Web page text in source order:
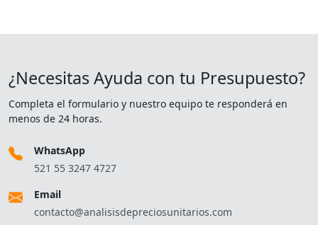
¿Necesitas Ayuda con tu Presupuesto?
Completa el formulario y nuestro equipo te responderá en
menos de 24 horas.
WhatsApp
521 55 3247 4727
Email
contacto@analisisdepreciosunitarios.com